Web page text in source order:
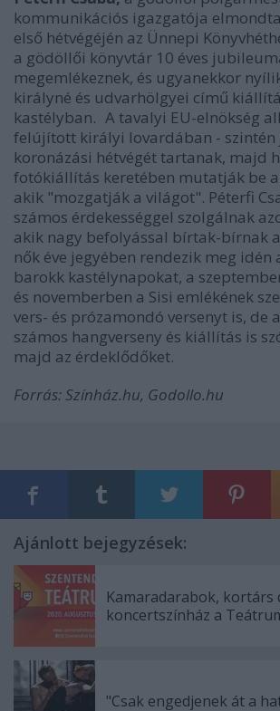
kommunikációs igazgatója
első hétvégéjén az Ünnepi
a gödöllői könyvtár 10 éves
megemlékeznek, és ugyanekkor
királyné és udvarhölgyei című
kastélyban. A tavalyi EU-elnökség
felújított királyi lovardában - szintén
koronázási hétvégét tartanak, majd
fotókiállítás keretében mutatják be
akik "mozgatják a világot". Péterfi
számos érdekességgel szolgálnak
akik nagy befolyással bírtak-bírnak
nők éve jegyében rendezik meg idén
barokk kastélynapokat, a
és novemberben a Sisi emlékének
vers- és prózamondó versenyt is, de
számos hangverseny és kiállítás is
majd az érdeklődőket.
Forrás: Színház.hu, Godollo.hu
Ajánlott bejegyzések:
Kamaradarabok, kortárs
koncertszínház a
"Csak engedjenek át a